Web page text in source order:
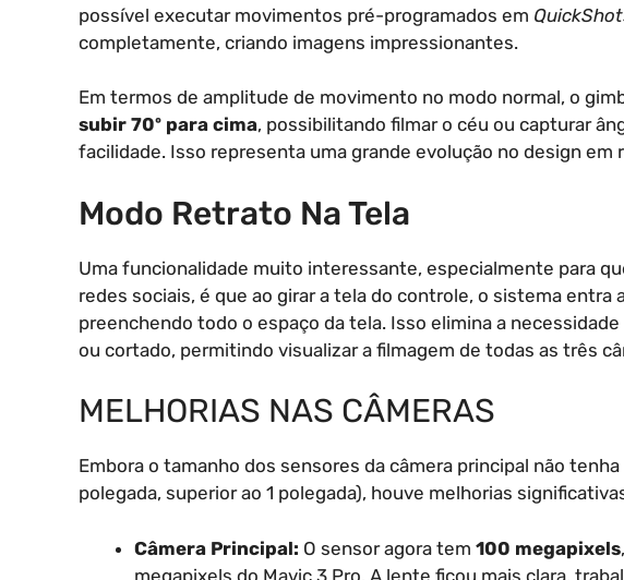
possível executar movimentos pré-programados em
completamente, criando imagens impressionantes.
Em termos de amplitude de movimento no modo normal, o
subir 70º para cima, possibilitando filmar o céu ou capturar
facilidade. Isso representa uma grande evolução no design em
Modo Retrato Na Tela
Uma funcionalidade muito interessante, especialmente para
redes sociais, é que ao girar a tela do controle, o sistema entra
preenchendo todo o espaço da tela. Isso elimina a
ou cortado, permitindo visualizar a filmagem de todas as três
MELHORIAS NAS CÂMERAS
Embora o tamanho dos sensores da câmera principal não
polegada, superior ao 1 polegada), houve melhorias
Câmera Principal: O sensor agora tem 100 megapixels
megapixels do Mavic 3 Pro. A lente ficou mais clara,